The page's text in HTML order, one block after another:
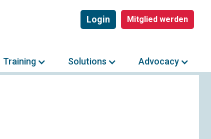
Mitglied werden
Login
Training Solutions Advocacy